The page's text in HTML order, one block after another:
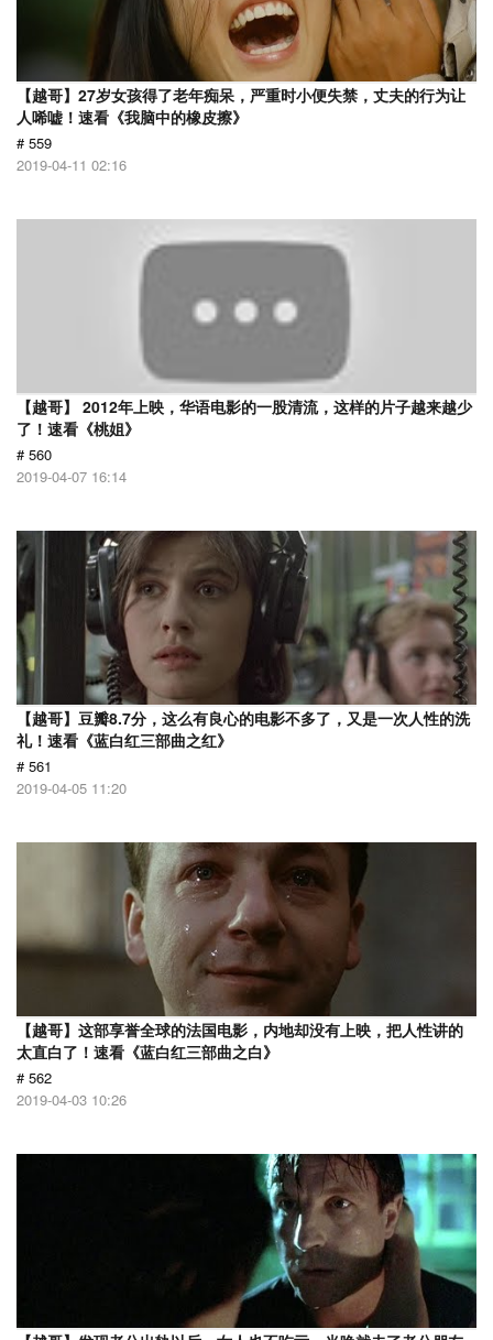
【越哥】27岁女孩得了老年痴呆，严重时小便失禁，丈夫的行为让
人唏嘘！速看《我脑中的橡皮擦》
# 559
2019-04-11 02:16
【越哥】 2012年上映，华语电影的一股清流，这样的片子越来越少
了！速看《桃姐》
# 560
2019-04-07 16:14
【越哥】豆瓣8.7分，这么有良心的电影不多了，又是一次人性的洗
礼！速看《蓝白红三部曲之红》
# 561
2019-04-05 11:20
【越哥】这部享誉全球的法国电影，内地却没有上映，把人性讲的
太直白了！速看《蓝白红三部曲之白》
# 562
2019-04-03 10:26